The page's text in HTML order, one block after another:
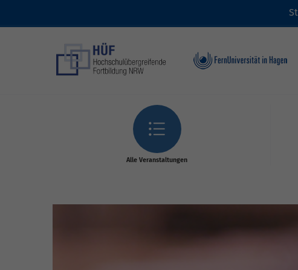
Alle Veranstaltungen